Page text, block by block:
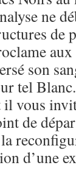
ne
de
son
tel
vous
de
d’une